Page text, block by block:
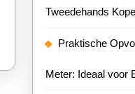
Tweedehands
Praktische
Meter: Ideaal voor